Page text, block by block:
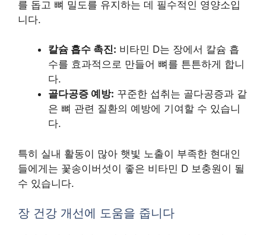
를 돕고 뼈 밀도를 유지하는 데 필수적인 영양소입
니다.
칼슘 흡수 촉진: 비타민 D는 장에서 칼슘 흡
수를 효과적으로 만들어 뼈를 튼튼하게 합니
다.
골다공증 예방: 꾸준한 섭취는 골다공증과 같
은 뼈 관련 질환의 예방에 기여할 수 있습니
다.
특히 실내 활동이 많아 햇빛 노출이 부족한 현대인
들에게는 꽃송이버섯이 좋은 비타민 D 보충원이 될
수 있습니다.
장 건강 개선에 도움을 줍니다